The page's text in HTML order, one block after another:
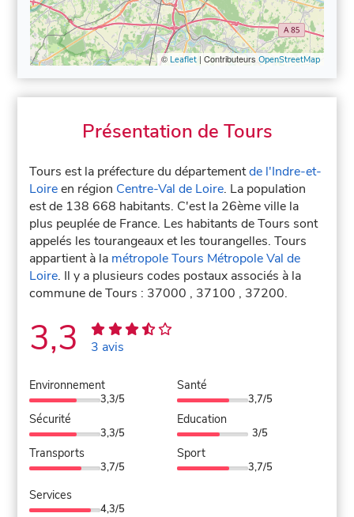
© Leaflet| Contributeurs OpenStreetMap
Présentation de Tours
Tours est la préfecture du départementde l'Indre-et-
Loireen région Centre-Val de Loire. La population
est de 138 668 habitants. C'est la 26ème ville la
plus peuplée de France. Les habitants de Tours sont
appelés les tourangeaux et les tourangelles. Tours
appartient à la métropole Tours Métropole Val de
Loire. Il y a plusieurs codes postaux associés à la
commune de Tours : 37000 , 37100 , 37200.
3,3 3 avis
Environnement
3,3/5
Sécurité
3,3/5
Transports
3,7/5
Santé
3,7/5
Education
3/5
Sport
3,7/5
Services
4,3/5